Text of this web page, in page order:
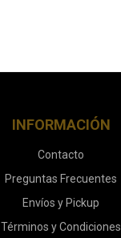
INFORMACIÓN
Contacto
Preguntas Frecuentes
Envíos y Pickup
Términos y Condiciones